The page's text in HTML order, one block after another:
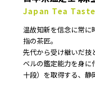
Japan Tea
温故知新を信念に常に
指の茶匠。
先代から受け継いだ技
ベルの鑑定能力を身
十段）を取得する、静